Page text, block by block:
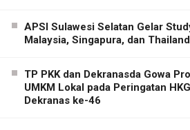
APSI Sulawesi Selatan Gelar
Malaysia, Singapura, dan Thailand
TP PKK dan Dekranasda Gowa
UMKM Lokal pada Peringatan
Dekranas ke-46